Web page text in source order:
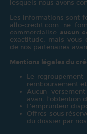
lesquels nous avons
Les informations sont
allo-credit.com ne
commercialise aucun
exactitude, mais vous
de nos partenaires
Mentions légales du
Le
remboursement
Aucun
avant l’obtention
L’emprunteur
Offres sous
du dossier par